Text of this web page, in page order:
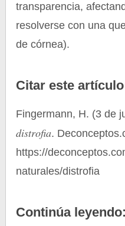
transparencia,
resolverse con una
de córnea).
Citar este artículo
Fingermann, H. (3 de
distrofia.
https://
naturales/distrofia
Continúa leyendo: